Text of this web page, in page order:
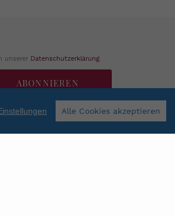
unserer Datenschutzerklärung.
ABONNIEREN
Alle Cookies akzeptieren